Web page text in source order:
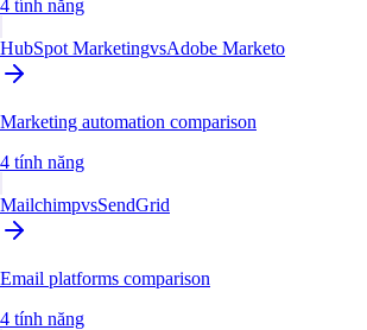
4 tính năng
HubSpot MarketingvsAdobe Marketo
Marketing automation comparison
4 tính năng
MailchimpvsSendGrid
Email platforms comparison
4 tính năng